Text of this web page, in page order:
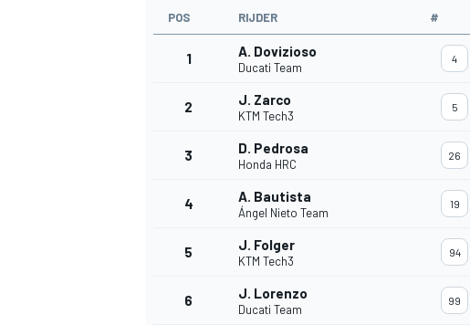
POS RIJDER #
1 A. Dovizioso
Ducati Team
4
2 J. Zarco
KTM Tech3
5
3 D. Pedrosa
Honda HRC
26
4 A. Bautista
Ángel Nieto Team
19
5 J. Folger
KTM Tech3
94
6 J. Lorenzo
Ducati Team
99